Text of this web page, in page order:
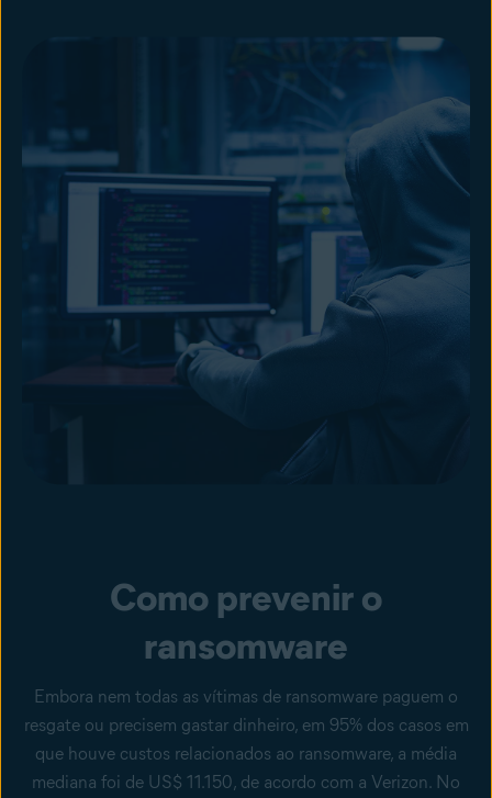
Como prevenir o
ransomware
Embora nem todas as vítimas de ransomware paguem o
resgate ou precisem gastar dinheiro, em 95% dos casos em
que houve custos relacionados ao ransomware, a média
mediana foi de US$ 11.150, de acordo com a Verizon. No